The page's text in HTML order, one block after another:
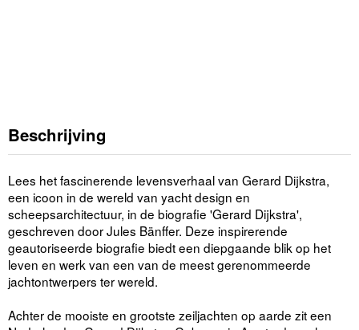
Beschrijving
Lees het fascinerende levensverhaal van Gerard Dijkstra,
een icoon in de wereld van yacht design en
scheepsarchitectuur, in de biografie 'Gerard Dijkstra',
geschreven door Jules Bänffer. Deze inspirerende
geautoriseerde biografie biedt een diepgaande blik op het
leven en werk van een van de meest gerenommeerde
jachtontwerpers ter wereld.
Achter de mooiste en grootste zeiljachten op aarde zit een